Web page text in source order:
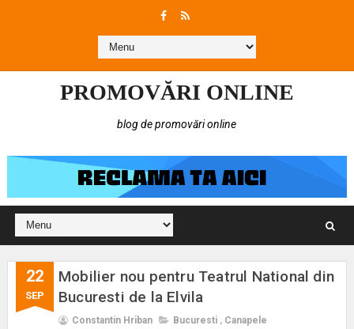
PROMOVĂRI ONLINE
blog de promovări online
22
SEP
Mobilier nou pentru Teatrul National din
Bucuresti de la Elvila
Constantin Hriban Bucuresti , Canapele